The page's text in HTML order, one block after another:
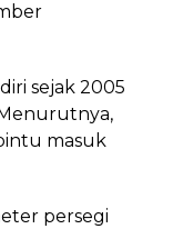
sejak 2005
masuk
persegi